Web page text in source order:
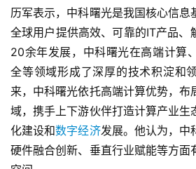
历军表示，中科曙光是我国核心信息
全球用户提供高效、可靠的IT产品、
20余年发展，中科曙光在高端计算
全等领域形成了深厚的技术积淀和
来，中科曙光依托高端计算优势，布
域，携手上下游伙伴打造计算产业生
化建设和数字经济发展。他认为，中
硬件融合创新、垂直行业赋能等方面